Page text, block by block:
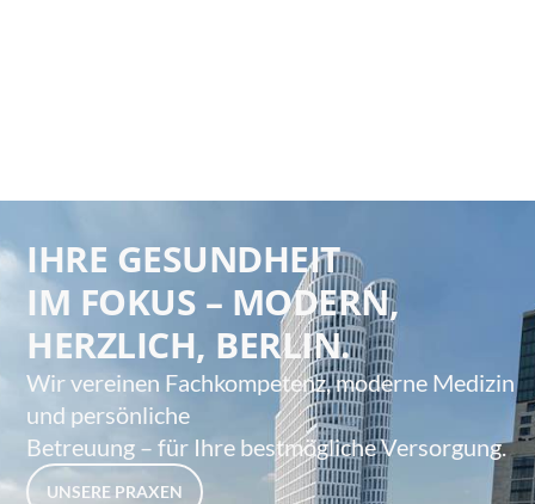
IHRE GESUNDHEIT
IM FOKUS – MODERN,
HERZLICH, BERLIN.
Wir vereinen Fachkompetenz, moderne Medizin
und persönliche
Betreuung – für Ihre bestmögliche Versorgung.
UNSERE PRAXEN